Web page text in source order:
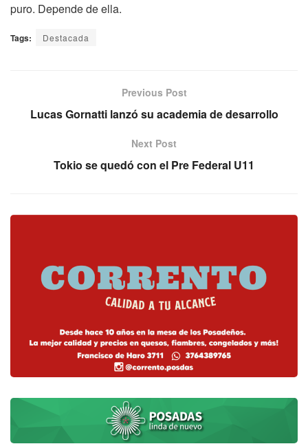
puro. Depende de ella.
Tags: Destacada
Previous Post
Lucas Gornatti lanzó su academia de desarrollo
Next Post
Tokio se quedó con el Pre Federal U11